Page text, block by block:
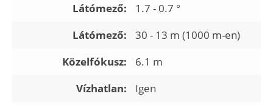
Látómező:
1.7 - 0.7 °
Látómező:
30 - 13 m (1000 m-en)
Közelfókusz:
6.1 m
Vízhatlan:
Igen